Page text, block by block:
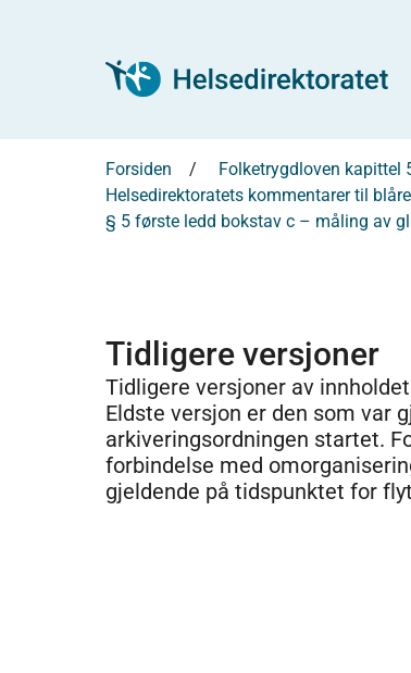
Forsiden Folketrygdloven kapittel
Helsedirektoratets kommentarer til
§ 5 første ledd bokstav c – måling av
Tidligere versjoner
Tidligere versjoner av
Eldste versjon er den som var
arkiveringsordningen startet.
forbindelse med
gjeldende på tidspunktet for